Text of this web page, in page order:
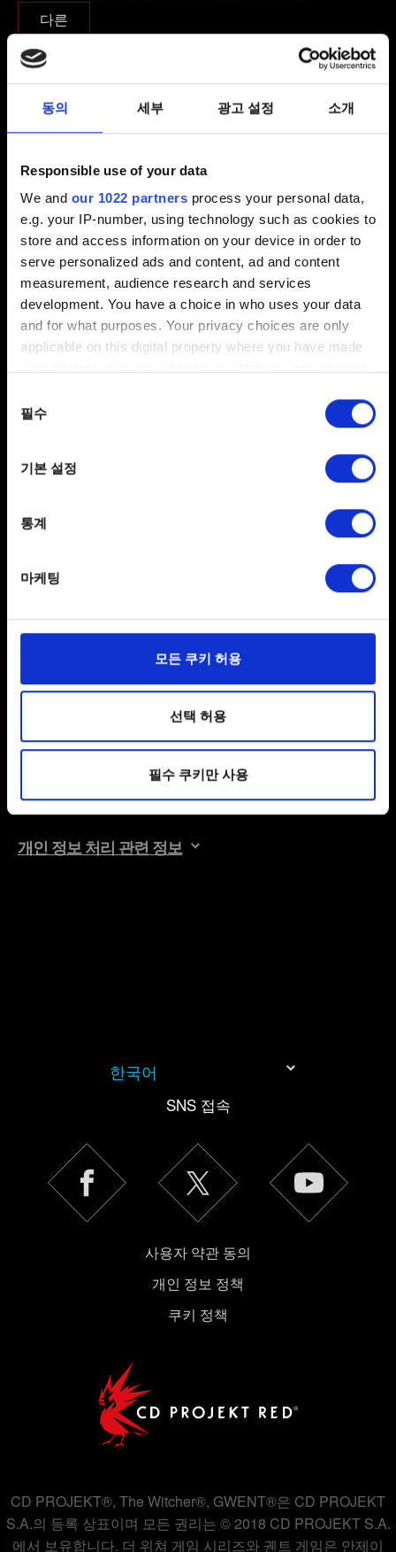
동의 세부 광고 설정 소개
Responsible use of your data
We and our 1022 partners process your personal data,
e.g. your IP-number, using technology such as cookies to
store and access information on your device in order to
serve personalized ads and content, ad and content
measurement, audience research and services
development. You have a choice in who uses your data
and for what purposes. Your privacy choices are only
applicable on this digital property where you have made
the Privacy trigger icon.
Collect information about your geographical
Identify your device by actively scanning it for
Find out more about how your personal data is processed
일부 쿠키는 웹 사이트를 정상적으로 이용하기 위해
관련 기술적 피드백을 제공하여 사용자의 웹사이트 이용
환경을 개선하기 위해 사용됩니다. 예를 들어, 소셜
미디어를 통해 사용자와 소통할 경우, 사용자의 선호도를
파악하기 위해 쿠키의 일부를 저희 파트너와 공유할 수도
있습니다. 물론, 이처럼 선택적으로 쿠키를 사용할
경우에는 사용자의 동의를 구할 것입니다.
쿠키 사용에 관한 세부 사항이나 관련 설정은 아래의
선택
필수
기본 설정
통계
마케팅
모든 쿠키 허용
선택 허용
필수 쿠키만 사용
다른
어떤 에디션의 게임을 플레이하고 계신가요?
본편 게임
본편 게임 + 확장팩
컴플리트 에디션
모드나 트레이너, 콘솔 명령을 사용했습니까?
예 아니요
이메일(오타에 주의하세요!)
문제에 관한 간단한 설명
0/20
보고서에 파일을 첨부할 수 있습니다. 예를 들어 그래픽
첨부 파일의 크기는 최대 12MB입니다.
찾아보기
개인 정보 처리 관련 정보
한국어
SNS 접속
사용자 약관 동의
개인 정보 정책
쿠키 정책
CD PROJEKT®, The Witcher®, GWENT®은 CD PROJEKT
S.A.의 등록 상표이며 모든 권리는 © 2018 CD PROJEKT S.A.
에서 보유합니다. 더 위쳐 게임 시리즈와 궨트 게임은 안제이